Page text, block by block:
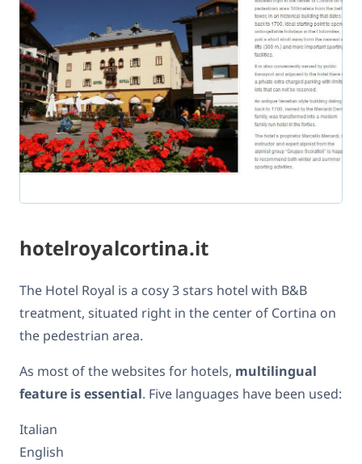
hotelroyalcortina.it
The Hotel Royal is a cosy 3 stars hotel with B&B
treatment, situated right in the center of Cortina on
the pedestrian area.
As most of the websites for hotels, multilingual
feature is essential. Five languages have been used:
Italian
English